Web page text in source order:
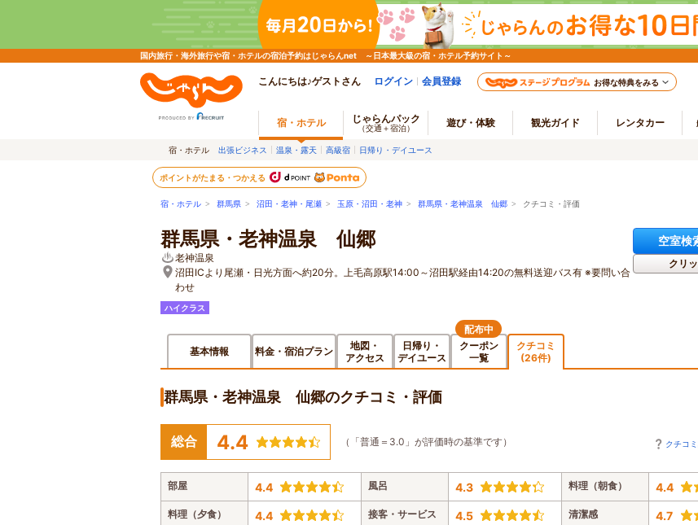
国内旅行・海外旅行や宿・ホテルの宿泊予約はじゃらんnet ～日本最大級の宿・ホテル予約サイト～
こんにちは♪ゲストさん ログイン 会員登録 お得な特典をみる
宿・ホテル じゃらんパック
（交通＋宿泊） 遊び・体験 観光ガイド レンタカー
宿・ホテル 出張ビジネス 温泉・露天 高級宿 日帰り・デイユース
ポイントがたまる・つかえる
宿・ホテル > 群馬県 > 沼田・老神・尾瀬 > 玉原・沼田・老神 > 群馬県・老神温泉 仙郷 > クチコミ・評価
群馬県・老神温泉 仙郷
老神温泉
沼田ICより尾瀬・日光方面へ約20分。上毛高原駅14:00～沼田駅経由14:20の無料送迎バス有 ※要問い合
わせ
ハイクラス
空室検
クリ
基本情報 料金・宿泊プラン
地図・
アクセス
日帰り・
デイユース
クーポン
一覧
配布中
クチコミ
(26件)
群馬県・老神温泉 仙郷のクチコミ・評価
総合 4.4 （「普通＝3.0」が評価時の基準です） クチコ
部屋 4.4 風呂 4.3 料理（朝食） 4.4
料理（夕食） 4.4 接客・サービス 4.5 清潔感 4.7